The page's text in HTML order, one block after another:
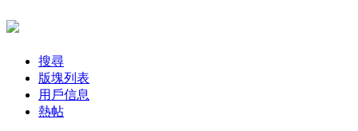
搜尋
版塊列表
用戶信息
熱帖